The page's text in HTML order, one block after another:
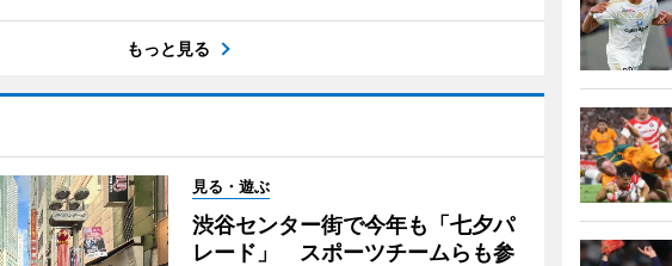
もっと見る
見る・遊ぶ
渋谷センター街で今年も「七夕パ
レード」 スポーツチームらも参